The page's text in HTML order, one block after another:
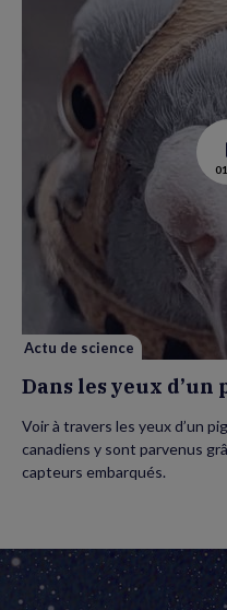
Actu de science
Dans les yeux d’un
Voir à travers les yeux d’un
canadiens y sont parvenus
capteurs embarqués.